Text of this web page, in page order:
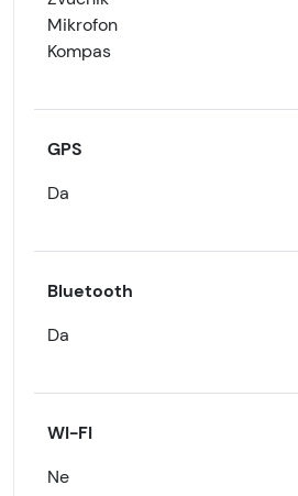
Mikrofon
Kompas
GPS
Da
Bluetooth
Da
WI-FI
Ne